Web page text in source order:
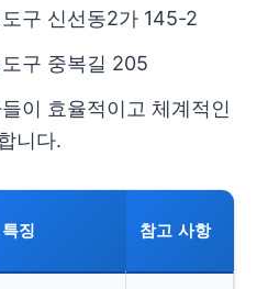
구 신선동2가 145-2
구 중복길 205
이 효율적이고 체계적인
니다.
특징 참고 사항